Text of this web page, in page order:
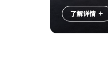
了解详情